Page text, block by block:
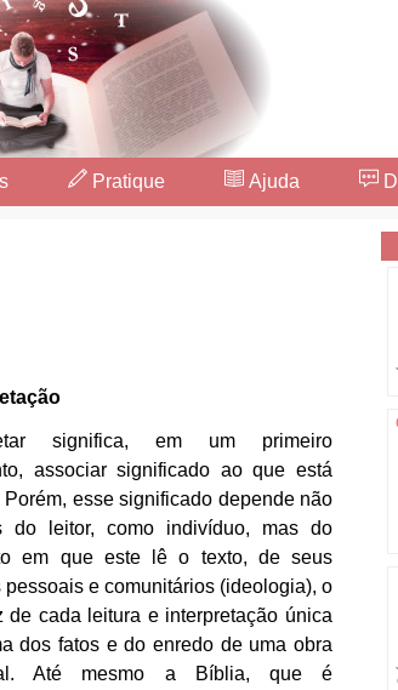
Pratique Ajuda
significa, em um primeiro
associar significado ao que está
Porém, esse significado depende não
do leitor, como indivíduo, mas do
em que este lê o texto, de seus
pessoais e comunitários (ideologia), o
de cada leitura e interpretação única
dos fatos e do enredo de uma obra
Até mesmo a Bíblia, que é